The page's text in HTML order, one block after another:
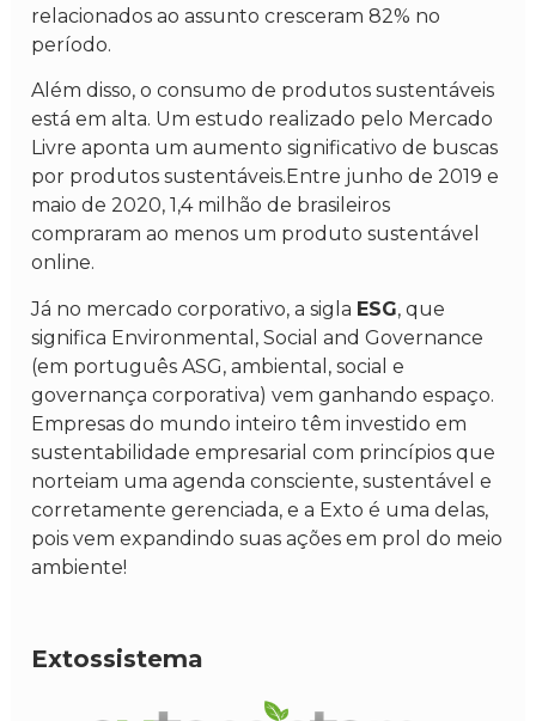
relacionados ao assunto cresceram 82% no
período.
Além disso, o consumo de produtos sustentáveis
está em alta. Um estudo realizado pelo Mercado
Livre aponta um aumento significativo de buscas
por produtos sustentáveis.Entre junho de 2019 e
maio de 2020, 1,4 milhão de brasileiros
compraram ao menos um produto sustentável
online.
Já no mercado corporativo, a sigla ESG, que
significa Environmental, Social and Governance
(em português ASG, ambiental, social e
governança corporativa) vem ganhando espaço.
Empresas do mundo inteiro têm investido em
sustentabilidade empresarial com princípios que
norteiam uma agenda consciente, sustentável e
corretamente gerenciada, e a Exto é uma delas,
pois vem expandindo suas ações em prol do meio
ambiente!
Extossistema